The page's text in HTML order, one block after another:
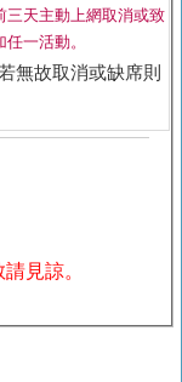
三天主動上網取消或致
一活動。
無故取消或缺席則
見諒。